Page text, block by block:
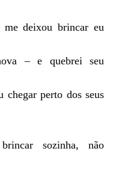
deixou brincar eu
– e quebrei seu
chegar perto dos seus
sozinha, não